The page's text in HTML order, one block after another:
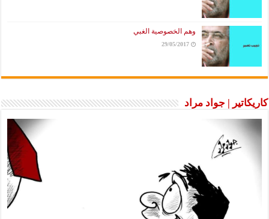
وهم الخصوصية الغبي
29/05/2017
| جواد مراد